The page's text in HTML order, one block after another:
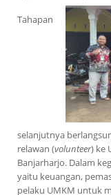
Tahapan
selanjutnya
relawan (volunteer) ke
Banjarharjo. Dalam
yaitu keuangan,
pelaku UMKM untuk